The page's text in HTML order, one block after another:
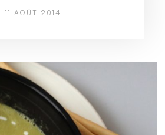
11 AOÛT 2014